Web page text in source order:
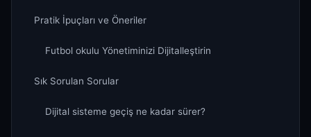
Pratik İpuçları ve Öneriler
Futbol okulu Yönetiminizi Dijitalleştirin
Sık Sorulan Sorular
Dijital sisteme geçiş ne kadar sürer?